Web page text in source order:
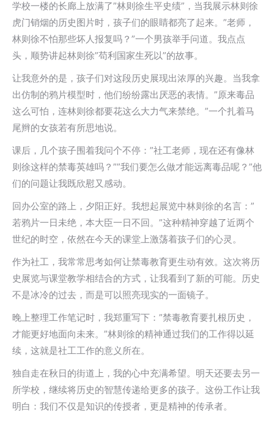
学校一楼的长廊上放满了”林则徐生平史绩”，当我展示林则徐
虎门销烟的历史图片时，孩子们的眼睛都亮了起来。”老师，
林则徐不怕那些坏人报复吗？”一个男孩举手问道。我点点
头，顺势讲起林则徐”苟利国家生死以”的故事。
让我意外的是，孩子们对这段历史展现出浓厚的兴趣。当我拿
出仿制的鸦片模型时，他们纷纷露出厌恶的表情。”原来毒品
这么可怕，连林则徐都要花这么大力气来禁绝。”一个扎着马
尾辫的女孩若有所思地说。
课后，几个孩子围着我问个不停：”社工老师，现在还有像林
则徐这样的禁毒英雄吗？””我们要怎么做才能远离毒品呢？”他
们的问题让我既欣慰又感动。
回办公室的路上，夕阳正好。我想起展览中林则徐的名言：”
若鸦片一日未绝，本大臣一日不回。”这种精神穿越了近两个
世纪的时空，依然在今天的课堂上激荡着孩子们的心灵。
作为社工，我常常思考如何让禁毒教育更生动有效。这次将历
史展览与课堂教学相结合的方式，让我看到了新的可能。历史
不是冰冷的过去，而是可以照亮现实的一面镜子。
晚上整理工作笔记时，我郑重写下：”禁毒教育要扎根历史，
才能更好地面向未来。”林则徐的精神通过我们的工作得以延
续，这就是社工工作的意义所在。
独自走在秋日的街道上，我的心中充满希望。明天还要去另一
所学校，继续将历史的智慧传递给更多的孩子。这份工作让我
明白：我们不仅是知识的传授者，更是精神的传承者。